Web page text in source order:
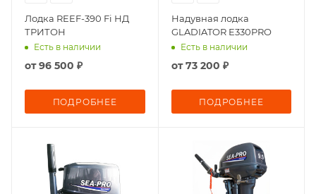
Лодка REEF-390 Fi НД
ТРИТОН
Есть в наличии
от96 500 ₽
ПОДРОБНЕЕ
Надувная лодка
GLADIATOR E330PRO
Есть в наличии
от73 200 ₽
ПОДРОБНЕЕ